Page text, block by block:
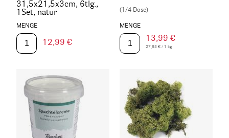
31,5x21,5x3cm, 6tlg.,
1Set, natur
MENGE
12,99 €
(1/4 Dose)
MENGE
13,99 €
27,98 € / 1 kg